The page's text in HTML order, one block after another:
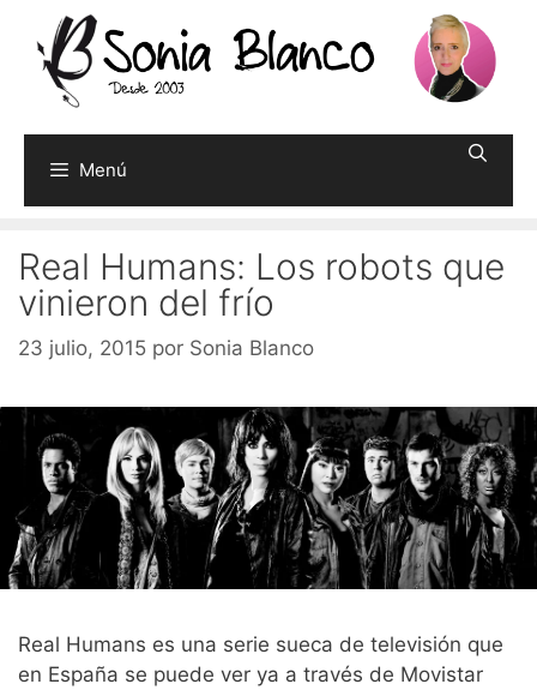
contenido
Menú
Real Humans: Los robots que
vinieron del frío
23 julio, 2015 por Sonia Blanco
Real Humans es una serie sueca de televisión que
en España se puede ver ya a través de Movistar